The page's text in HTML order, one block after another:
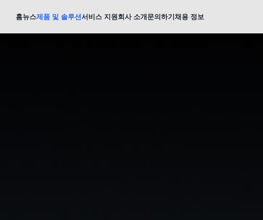
홈뉴스제품 및 솔루션서비스 지원 회사 소개 문의하기 채용 정보